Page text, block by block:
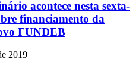
acontece nesta sexta-
financiamento da
FUNDEB
2019